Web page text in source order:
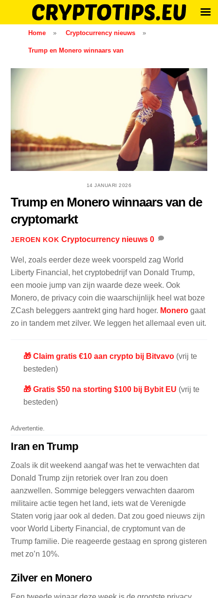
Home » Cryptocurrency nieuws »
Trump en Monero winnaars van
14 JANUARI 2026
Trump en Monero winnaars van de
cryptomarkt
JEROEN KOK Cryptocurrency nieuws 0
Wel, zoals eerder deze week voorspeld zag World
Liberty Financial, het cryptobedrijf van Donald Trump,
een mooie jump van zijn waarde deze week. Ook
Monero, de privacy coin die waarschijnlijk heel wat boze
ZCash beleggers aantrekt ging hard hoger. Monero gaat
zo in tandem met zilver. We leggen het allemaal even uit.
🎁 Claim gratis €10 aan crypto bij Bitvavo (vrij te
besteden)
🎁 Gratis $50 na storting $100 bij Bybit EU (vrij te
besteden)
Advertentie.
Iran en Trump
Zoals ik dit weekend aangaf was het te verwachten dat
Donald Trump zijn retoriek over Iran zou doen
aanzwellen. Sommige beleggers verwachten daarom
militaire actie tegen het land, iets wat de Verenigde
Staten vorig jaar ook al deden. Dat zou goed nieuws zijn
voor World Liberty Financial, de cryptomunt van de
Trump familie. Die reageerde gestaag en sprong gisteren
met zo’n 10%.
Zilver en Monero